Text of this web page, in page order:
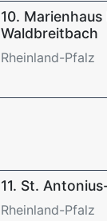
10.
Waldbreitbach
Rheinland-Pfalz
11. St.
Rheinland-Pfalz